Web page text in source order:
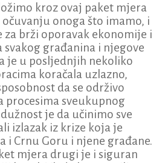
kroz ovaj paket mjera
onoga što imamo, i
brži oporavak ekonomije i
građanina i njegove
je u posljednjih nekoliko
koračala uzlazno,
da se održivo
procesima sveukupnog
je da učinimo sve
izlazak iz krize koja je
i Crnu Goru i njene građane.
mjera drugi je i siguran